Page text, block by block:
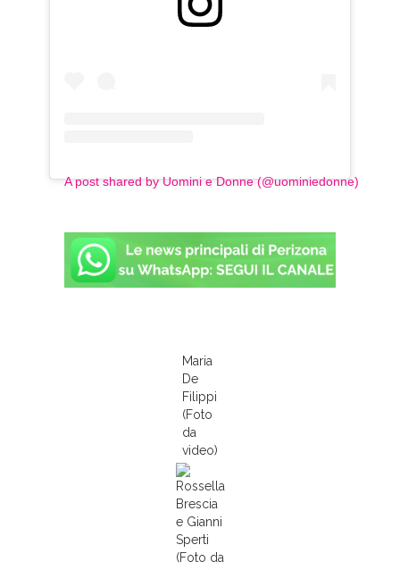
A post shared by Uomini e Donne (@uominiedonne)
Maria
De
Filippi
(Foto
da
video)
Rossella
Brescia
e Gianni
Sperti
(Foto da